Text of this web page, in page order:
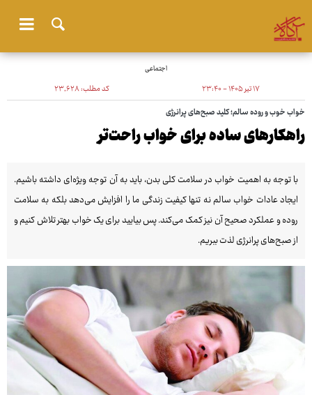
اجتماعی
۱۷ تیر ۱۴۰۵ - ۲۳:۴۰ کد مطلب:۲۳٬۶۲۸
خواب خوب و روده سالم؛ کلید صبح‌های پرانرژی
راهکارهای ساده برای خواب راحت‌تر
با توجه به اهمیت خواب در سلامت کلی بدن، باید به آن توجه ویژه‌ای داشته باشیم.
ایجاد عادات خواب سالم نه تنها کیفیت زندگی ما را افزایش می‌دهد بلکه به سلامت
روده و عملکرد صحیح آن نیز کمک می‌کند. پس بیایید برای یک خواب بهتر تلاش کنیم و
از صبح‌های پرانرژی لذت ببریم.